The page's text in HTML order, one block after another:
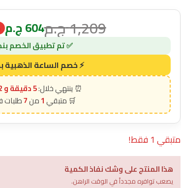
1,209ج.م604ج.م
5 دقيقة و 1 ثانية
1
7
متبقي 1 فقط!
هذا المنتج على وشك نفاذ الكمية
يصعب توافره مجدداً في الوقت الراهن.